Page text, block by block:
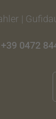
|
0472